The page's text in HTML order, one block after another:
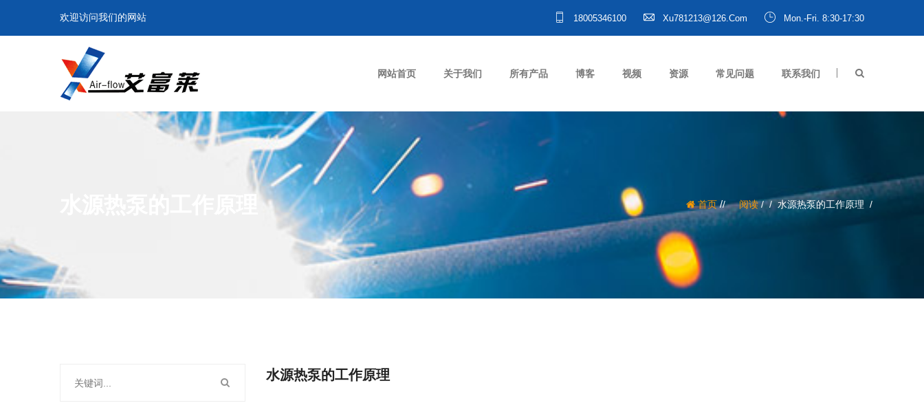
欢迎访问我们的网站 18005346100 Xu781213@126.com Mon.-Fri. 8:30-17:30
网站首页 关于我们 所有产品 博客 视频 资源 常见问题 联系我们
首页/ 阅读/ 水源热泵的工作原理
水源热泵的工作原理